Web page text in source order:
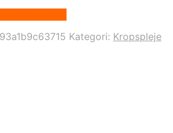
93a1b9c63715 Kategori: Kropspleje